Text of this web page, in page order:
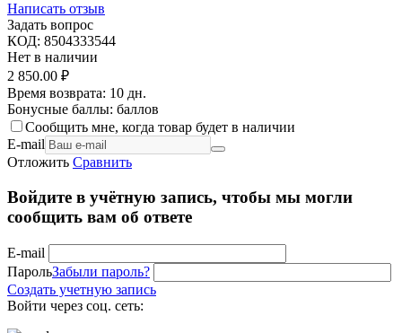
Написать отзыв
Задать вопрос
КОД: 8504333544
Нет в наличии
2 850.00 ₽
Время возврата: 10 дн.
Бонусные баллы: баллов
Сообщить мне, когда товар будет в наличии
E-mail
Отложить Сравнить
Войдите в учётную запись, чтобы мы могли
сообщить вам об ответе
E-mail
ПарольЗабыли пароль?
Создать учетную запись
Войти через соц. сеть: